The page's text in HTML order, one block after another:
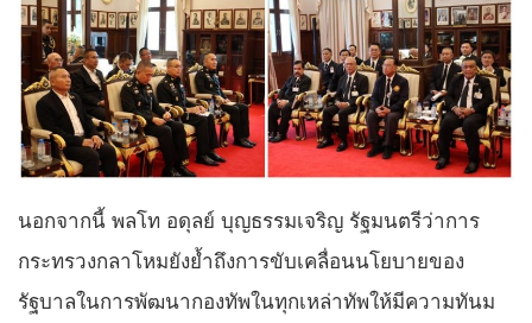
นอกจากนี้ พลโท อดุลย์ บุญธรรมเจริญ รัฐมนตรีว่าการ
กระทรวงกลาโหมยังย้ำถึงการขับเคลื่อนนโยบายของ
รัฐบาลในการพัฒนากองทัพในทุกเหล่าทัพให้มีความทันม